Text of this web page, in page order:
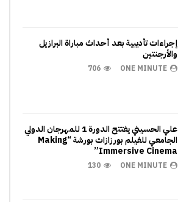
إجراءات تأديبية بعد أحداث مباراة البرازيل
والأرجنتين
ONE MINUTE
706
علي الحسيني يفتتح الدورة 1 للمهرجان الدولي
الجامعي للفيلم بورزازات بورشة “Making
Immersive Cinema”
ONE MINUTE
130